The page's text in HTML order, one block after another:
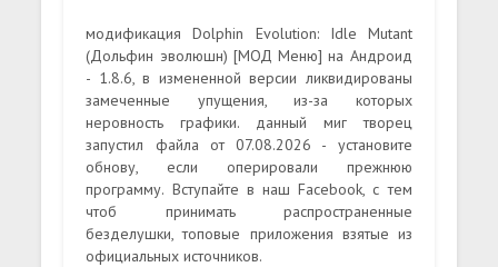
модификация Dolphin Evolution: Idle Mutant
(Дольфин эволюшн) [МОД Меню] на Андроид
- 1.8.6, в измененной версии ликвидированы
замеченные упущения, из-за которых
неровность графики. данный миг творец
запустил файла от 07.08.2026 - установите
обнову, если оперировали прежнюю
программу. Вступайте в наш Facebook, с тем
чтоб принимать распространенные
безделушки, топовые приложения взятые из
официальных источников.